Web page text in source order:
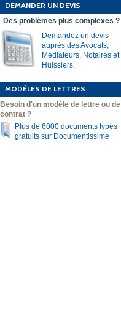
DEMANDER UN DEVIS
Des problèmes plus complexes ?
Demandez un devis
auprès des Avocats,
Médiateurs, Notaires et
Huissiers.
MODÈLES DE LETTRES
Besoin d'un modèle de lettre ou de
contrat ?
Plus de 6000 documents types
gratuits sur Documentissime